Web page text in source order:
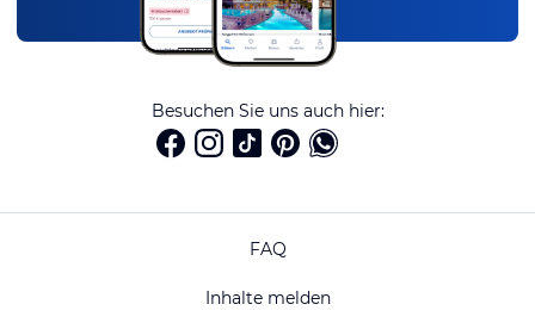
Besuchen Sie uns auch hier:
FAQ
Inhalte melden